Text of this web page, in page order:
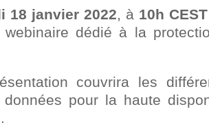
18 janvier 2022, à 10h CEST
dédié à la
couvrira les
pour la haute